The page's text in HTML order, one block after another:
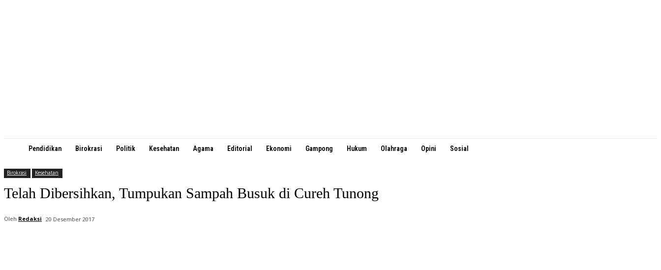
Pendidikan Birokrasi Politik Kesehatan Agama Editorial Ekonomi Gampong Hukum Olahraga Opini Sosial
Birokrasi Kesehatan
Telah Dibersihkan, Tumpukan Sampah Busuk di Cureh Tunong
Oleh Redaksi 20 Desember 2017